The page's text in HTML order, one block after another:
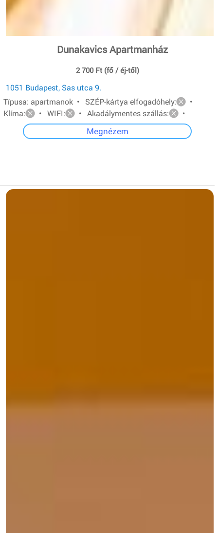
Dunakavics Apartmanház
2 700 Ft (fő / éj-től)
1051 Budapest, Sas utca 9.
Típusa: apartmanok • SZÉP-kártya elfogadóhely:
•
Klíma:
• WIFI: • Akadálymentes szállás: •
Megnézem